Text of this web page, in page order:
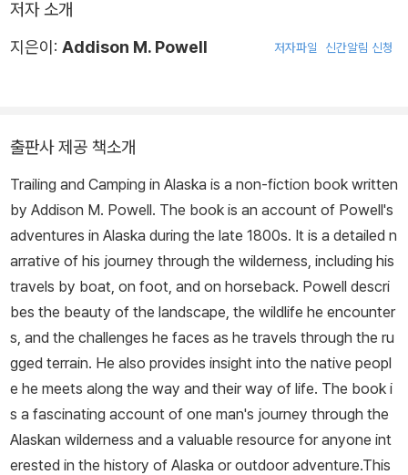
저자 소개
지은이: Addison M. Powell 저자파일 신간알림 신청
출판사 제공 책소개
Trailing and Camping in Alaska is a non-fiction book written
by Addison M. Powell. The book is an account of Powell's
adventures in Alaska during the late 1800s. It is a detailed n
arrative of his journey through the wilderness, including his
travels by boat, on foot, and on horseback. Powell descri
bes the beauty of the landscape, the wildlife he encounter
s, and the challenges he faces as he travels through the ru
gged terrain. He also provides insight into the native peopl
e he meets along the way and their way of life. The book i
s a fascinating account of one man's journey through the
Alaskan wilderness and a valuable resource for anyone int
erested in the history of Alaska or outdoor adventure.This